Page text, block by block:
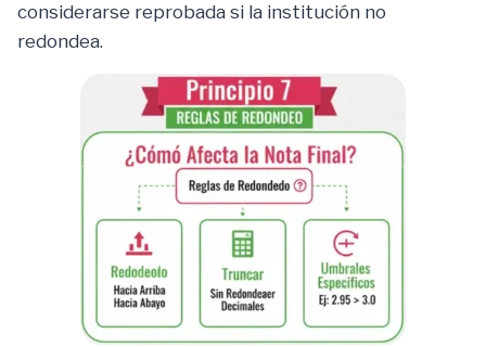
considerarse reprobada si la institución no
redondea.